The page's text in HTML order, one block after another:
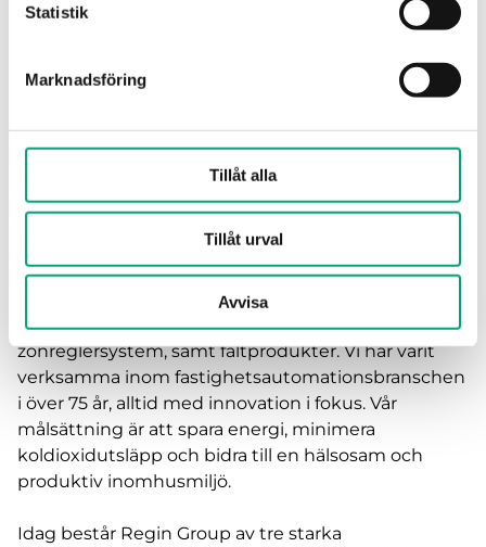
Statistik
Marknadsföring
Tillåt alla
Tillåt urval
Avvisa
byggnadsautomation. Produktionsanläggningen i
hög kvalitet och precision. Allelektronik producerar
över 700 olika elektronikprodukter i nära samarbete
Bolaget har cirka 30 anställda och är baserat i
Hultsfred.
Regin Group är en global leverantör av intelligenta
Building Management System, rum- och
zonreglersystem, samt fältprodukter. Vi har varit
verksamma inom fastighetsautomationsbranschen
i över 75 år, alltid med innovation i fokus. Vår
målsättning är att spara energi, minimera
koldioxidutsläpp och bidra till en hälsosam och
produktiv inomhusmiljö.
Idag består Regin Group av tre starka